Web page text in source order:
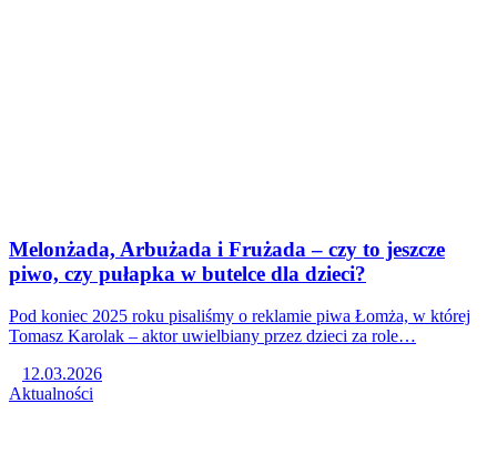
Melonżada, Arbużada i Frużada – czy to jeszcze
piwo, czy pułapka w butelce dla dzieci?
Pod koniec 2025 roku pisaliśmy o reklamie piwa Łomża, w której
Tomasz Karolak – aktor uwielbiany przez dzieci za role…
12.03.2026
Aktualności